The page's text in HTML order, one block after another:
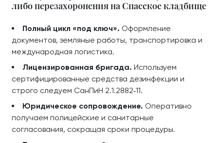
либо перезахоронения на Спасское кладбище
Полный цикл «под ключ». Оформление
документов, земляные работы, транспортировка и
международная логистика.
Лицензированная бригада. Используем
сертифицированные средства дезинфекции и
строго следуем СанПиН 2.1.2882‑11.
Юридическое сопровождение. Оперативно
получаем полицейские и санитарные
согласования, сокращая сроки процедуры.